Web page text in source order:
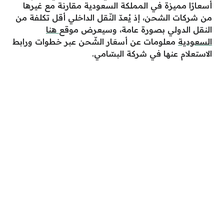
أسعارًا مميزة في المملكة السعودية مقارنة مع غيرها
من شركات الشحن، إذ يُعدّ النّقل الداخلي أقل تكلفة من
النقل الدولي بصورة عامة، وسيعرض موقع هنا
السعودية معلومات عن أسعَار الشّحن عبر خطوات ورابط
الاستعلام عنها في شركة البسّامي.